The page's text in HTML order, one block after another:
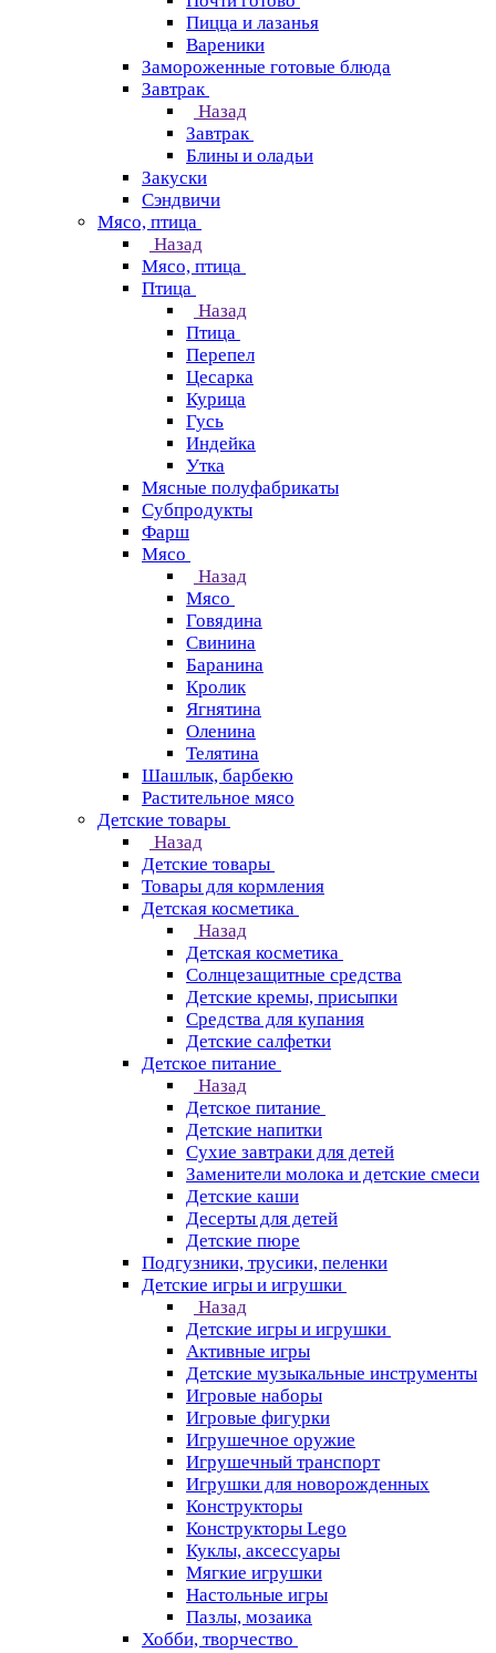
Пицца и лазанья
Вареники
Замороженные готовые блюда
Завтрак
Назад
Завтрак
Блины и оладьи
Закуски
Сэндвичи
Мясо, птица
Назад
Мясо, птица
Птица
Назад
Птица
Перепел
Цесарка
Курица
Гусь
Индейка
Утка
Мясные полуфабрикаты
Субпродукты
Фарш
Мясо
Назад
Мясо
Говядина
Свинина
Баранина
Кролик
Ягнятина
Оленина
Телятина
Шашлык, барбекю
Растительное мясо
Детские товары
Назад
Детские товары
Товары для кормления
Детская косметика
Назад
Детская косметика
Солнцезащитные средства
Детские кремы, присыпки
Средства для купания
Детские салфетки
Детское питание
Назад
Детское питание
Детские напитки
Сухие завтраки для детей
Заменители молока и детские смеси
Детские каши
Десерты для детей
Детские пюре
Подгузники, трусики, пеленки
Детские игры и игрушки
Назад
Детские игры и игрушки
Активные игры
Детские музыкальные инструменты
Игровые наборы
Игровые фигурки
Игрушечное оружие
Игрушечный транспорт
Игрушки для новорожденных
Конструкторы
Конструкторы Lego
Куклы, аксессуары
Мягкие игрушки
Настольные игры
Пазлы, мозаика
Хобби, творчество